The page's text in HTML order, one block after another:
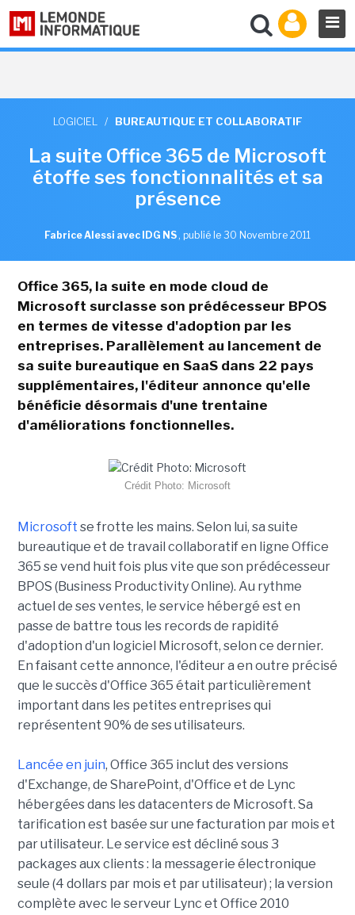
LOGICIEL / BUREAUTIQUE ET COLLABORATIF
La suite Office 365 de Microsoft
étoffe ses fonctionnalités et sa
présence
Fabrice Alessi avec IDG NS , publié le 30 Novembre 2011
Office 365, la suite en mode cloud de
Microsoft surclasse son prédécesseur BPOS
en termes de vitesse d'adoption par les
entreprises. Parallèlement au lancement de
sa suite bureautique en SaaS dans 22 pays
supplémentaires, l'éditeur annonce qu'elle
bénéficie désormais d'une trentaine
d'améliorations fonctionnelles.
Crédit Photo: Microsoft
Microsoft se frotte les mains. Selon lui, sa suite
bureautique et de travail collaboratif en ligne Office
365 se vend huit fois plus vite que son prédécesseur
BPOS (Business Productivity Online). Au rythme
actuel de ses ventes, le service hébergé est en
passe de battre tous les records de rapidité
d'adoption d'un logiciel Microsoft, selon ce dernier.
En faisant cette annonce, l'éditeur a en outre précisé
que le succès d'Office 365 était particulièrement
important dans les petites entreprises qui
représentent 90% de ses utilisateurs.
Lancée en juin, Office 365 inclut des versions
d'Exchange, de SharePoint, d'Office et de Lync
hébergées dans les datacenters de Microsoft. Sa
tarification est basée sur une facturation par mois et
par utilisateur. Le service est décliné sous 3
packages aux clients : la messagerie électronique
seule (4 dollars par mois et par utilisateur) ; la version
complète avec le serveur Lync et Office 2010